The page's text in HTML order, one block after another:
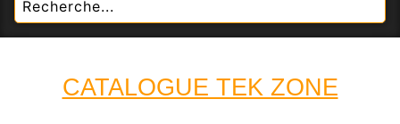
CATALOGUE TEK ZONE